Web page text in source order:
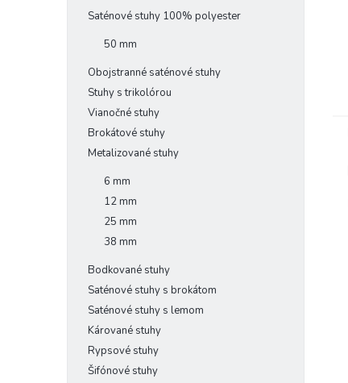
Saténové stuhy 100% polyester
50 mm
Obojstranné saténové stuhy
Stuhy s trikolórou
Vianočné stuhy
Brokátové stuhy
Metalizované stuhy
6 mm
12 mm
25 mm
38 mm
Bodkované stuhy
Saténové stuhy s brokátom
Saténové stuhy s lemom
Kárované stuhy
Rypsové stuhy
Šifónové stuhy